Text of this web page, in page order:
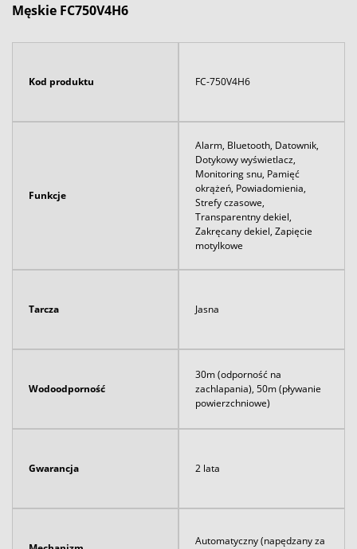
Męskie FC750V4H6
Kod produktu FC-750V4H6
Funkcje
Alarm, Bluetooth, Datownik,
Dotykowy wyświetlacz,
Monitoring snu, Pamięć
okrążeń, Powiadomienia,
Strefy czasowe,
Transparentny dekiel,
Zakręcany dekiel, Zapięcie
motylkowe
Tarcza Jasna
Wodoodporność
30m (odporność na
zachlapania), 50m (pływanie
powierzchniowe)
Gwarancja 2 lata
Automatyczny (napędzany za